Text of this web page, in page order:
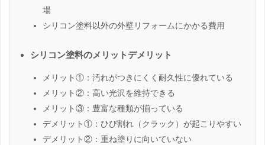
場
シリコン塗料以外の外壁リフォームにかかる費用
シリコン塗料のメリットデメリット
メリット①：汚れがつきにくく耐久性に優れている
メリット②：高い光沢を維持できる
メリット③：豊富な種類が揃っている
デメリット①：ひび割れ（クラック）が起こりやすい
デメリット②：重ね塗りに向いていない